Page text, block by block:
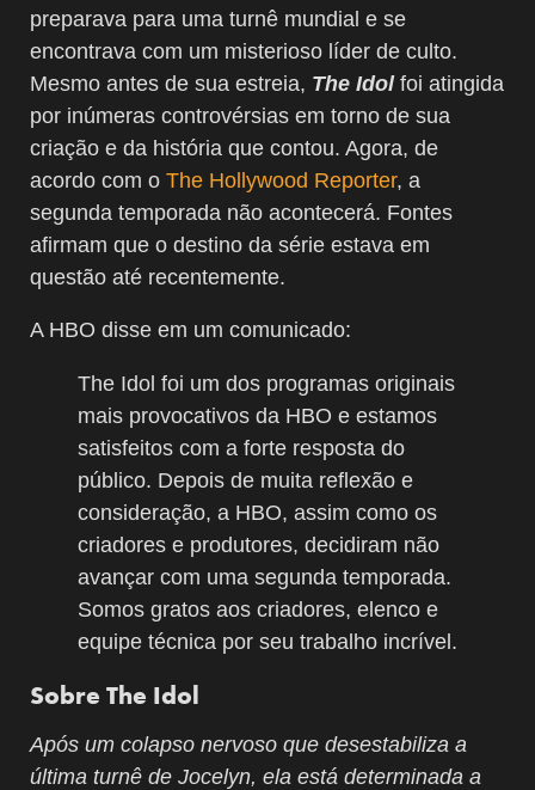
preparava para uma turnê mundial e se
encontrava com um misterioso líder de culto.
Mesmo antes de sua estreia, The Idolfoi atingida
por inúmeras controvérsias em torno de sua
criação e da história que contou. Agora, de
acordo com o The Hollywood Reporter, a
segunda temporada não acontecerá. Fontes
afirmam que o destino da série estava em
questão até recentemente.
A HBO disse em um comunicado:
The Idol foi um dos programas originais
mais provocativos da HBO e estamos
satisfeitos com a forte resposta do
público. Depois de muita reflexão e
consideração, a HBO, assim como os
criadores e produtores, decidiram não
avançar com uma segunda temporada.
Somos gratos aos criadores, elenco e
equipe técnica por seu trabalho incrível.
Sobre The Idol
Após um colapso nervoso que desestabiliza a
última turnê de Jocelyn, ela está determinada a